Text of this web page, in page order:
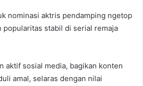
nominasi aktris pendamping ngetop
popularitas stabil di serial remaja
aktif sosial media, bagikan konten
amal, selaras dengan nilai